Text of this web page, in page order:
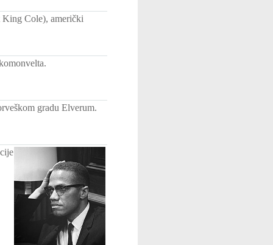
Cole), američki
gradu Elverum.